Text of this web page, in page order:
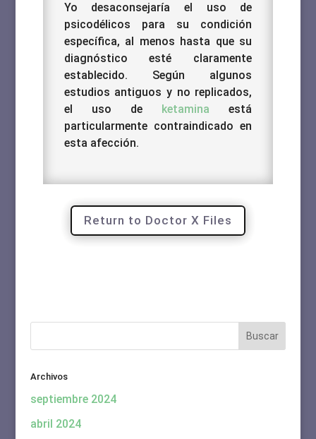
Yo desaconsejaría el uso de
psicodélicos para su condición
específica, al menos hasta que su
diagnóstico esté claramente
establecido. Según algunos
estudios antiguos y no replicados,
el uso de ketamina está
particularmente contraindicado en
esta afección.
Return to Doctor X Files
Archivos
septiembre 2024
abril 2024